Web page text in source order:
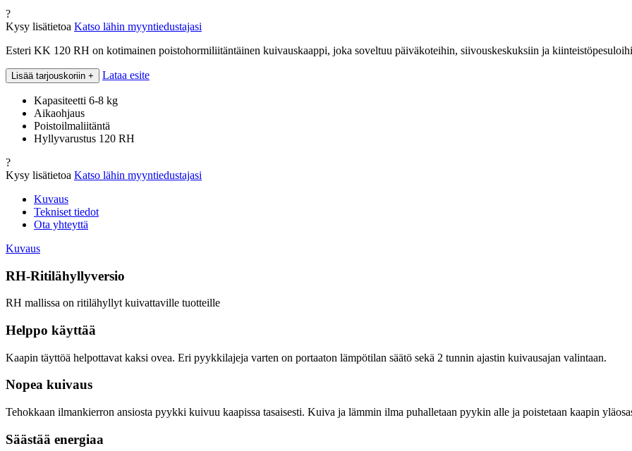
?
Kysy lisätietoa Katso lähin myyntiedustajasi
Esteri KK 120 RH on kotimainen poistohormiliitäntäinen kuivauskaappi, joka soveltuu päiväkoteihin, siivouskeskuksiin ja
Lisää tarjouskoriin + Lataa esite
Kapasiteetti 6-8 kg
Aikaohjaus
Poistoilmaliitäntä
Hyllyvarustus 120 RH
?
Kysy lisätietoa Katso lähin myyntiedustajasi
Kuvaus
Tekniset tiedot
Ota yhteyttä
Kuvaus
RH-Ritilähyllyversio
RH mallissa on ritilähyllyt kuivattaville tuotteille
Helppo käyttää
Kaapin täyttöä helpottavat kaksi ovea. Eri pyykkilajeja varten on portaaton lämpötilan säätö sekä 2 tunnin ajastin kuivausajan valintaan.
Nopea kuivaus
Tehokkaan ilmankierron ansiosta pyykki kuivuu kaapissa tasaisesti. Kuiva ja lämmin ilma puhalletaan pyykin alle ja poistetaan kaapin
Säästää energiaa